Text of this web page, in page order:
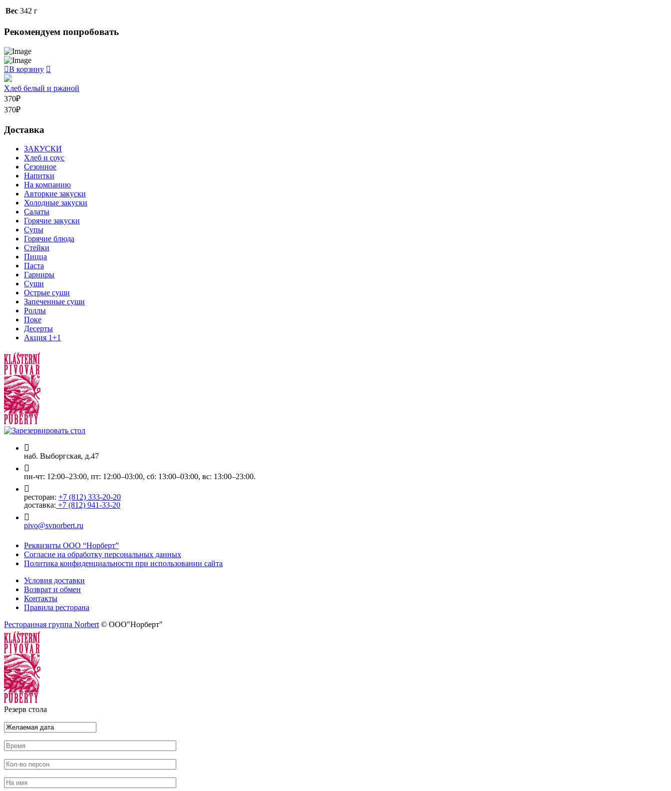
Вес 342 г
Рекомендуем попробовать
В корзину
Хлеб белый и ржаной
370₽
370₽
Доставка
ЗАКУСКИ
Хлеб и соус
Сезонное
Напитки
На компанию
Авторкие закуски
Холодные закуски
Салаты
Горячие закуски
Супы
Горячие блюда
Стейки
Пицца
Паста
Гарниры
Суши
Острые суши
Запеченные суши
Роллы
Поке
Десерты
Акция 1+1
наб. Выборгская, д.47
пн-чт: 12:00–23:00, пт: 12:00–03:00, сб: 13:00–03:00, вс: 13:00–23:00.
ресторан: +7 (812) 333-20-20
доставка: +7 (812) 941-33-20
pivo@svnorbert.ru
Реквизиты ООО “Норберт”
Согласие на обработку персональных данных
Политика конфиденциальности при использовании сайта
Условия доставки
Возврат и обмен
Контакты
Правила ресторана
Ресторанная группа Norbert © ООО"Норберт"
Резерв стола